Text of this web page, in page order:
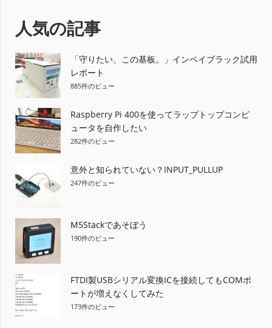
ビ
ゲ
ー
シ
ョ
ン
人気の記事
「守りたい、この基板。」インペイブラック試用
レポート
885件のビュー
Raspberry Pi 400を使ってラップトップコンピ
ュータを自作したい
282件のビュー
意外と知られていない？INPUT_PULLUP
247件のビュー
M5Stackであそぼう
190件のビュー
FTDI製USBシリアル変換ICを接続してもCOMポ
ートが増えなくしてみた
173件のビュー